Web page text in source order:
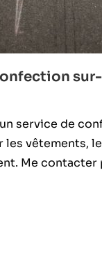
service de
les vêtements,
Me